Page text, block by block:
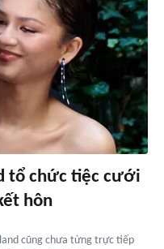
tổ chức tiệc cưới
hôn
cũng chưa từng trực tiếp